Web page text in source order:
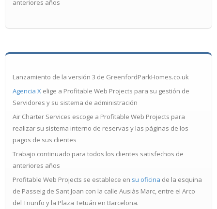
anteriores años
Lanzamiento de la versión 3 de GreenfordParkHomes.co.uk
Agencia X elige a Profitable Web Projects para su gestión de
Servidores y su sistema de administración
Air Charter Services escoge a Profitable Web Projects para
realizar su sistema interno de reservas y las páginas de los
pagos de sus clientes
Trabajo continuado para todos los clientes satisfechos de
anteriores años
Profitable Web Projects se establece en su oficina de la esquina
de Passeig de Sant Joan con la calle Ausiàs Marc, entre el Arco
del Triunfo y la Plaza Tetuán en Barcelona.